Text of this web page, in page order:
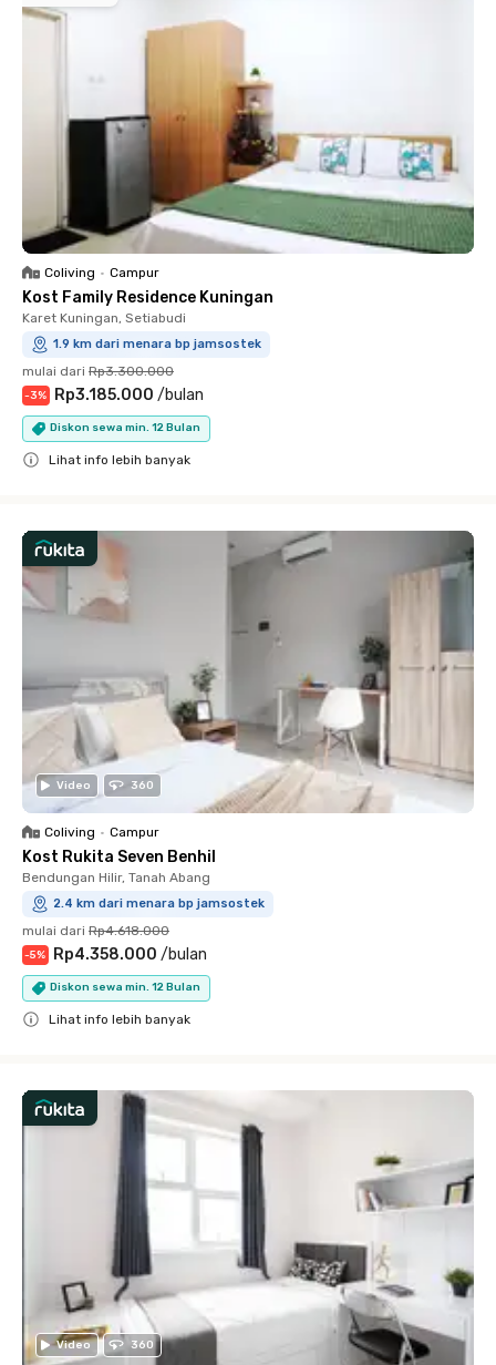
Coliving • Campur
Kost Family Residence Kuningan
Karet Kuningan, Setiabudi
1.9 km dari menara bp jamsostek
mulai dari Rp3.300.000
-3% Rp3.185.000 /bulan
Diskon sewa min. 12 Bulan
Lihat info lebih banyak
Video 360
Coliving • Campur
Kost Rukita Seven Benhil
Bendungan Hilir, Tanah Abang
2.4 km dari menara bp jamsostek
mulai dari Rp4.618.000
-5% Rp4.358.000 /bulan
Diskon sewa min. 12 Bulan
Lihat info lebih banyak
Video 360